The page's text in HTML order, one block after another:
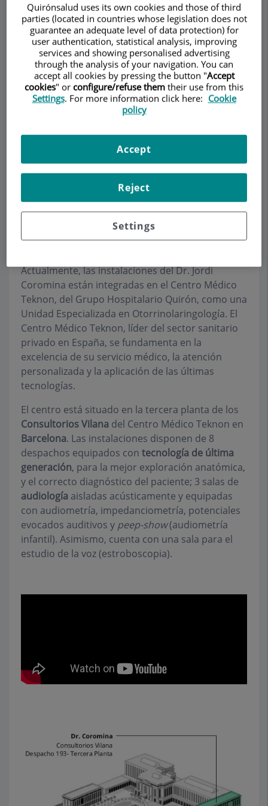
DescripciónServiciosEquipoContactoDatos de interés
Horario
Pedir cita
Instalaciones
El Centro Coromina es uncentro especializado de
máximo prestigio. Cuenta con latecnología más
diagnóstico y tratamiento de los pacientes, y con
Actualmente, las instalaciones del Dr. Jordi
Coromina están integradas en el Centro Médico
Teknon, del Grupo Hospitalario Quirón, como una
Unidad Especializada en Otorrinolaringología. El
Centro Médico Teknon, líder del sector sanitario
privado en España, se fundamenta en la
excelencia de su servicio médico, la atención
personalizada y la aplicación de las últimas
tecnologías.
El centro está situado en la tercera planta de los
Consultorios Vilana del Centro Médico Teknon en
Barcelona. Las instalaciones disponen de 8
despachos equipados con tecnología de última
generación, para la mejor exploración anatómica,
y el correcto diagnóstico del paciente; 3 salas de
audiología aisladas acústicamente y equipadas
con audiometría, impedanciometría, potenciales
evocados auditivos y peep-show(audiometría
infantil). Asimismo, cuenta con una sala para el
estudio de la voz (estroboscopia).
Quirónsalud uses its own cookies and those of third
parties (located in countries whose legislation does not
guarantee an adequate level of data protection) for
user authentication, statistical analysis, improving
services and showing personalised advertising
through the analysis of your navigation. You can
accept all cookies by pressing the button "Accept
cookies" or configure/refuse them their use from this
Settings. For more information click here: Cookie
policy
Settings
Reject
Accept